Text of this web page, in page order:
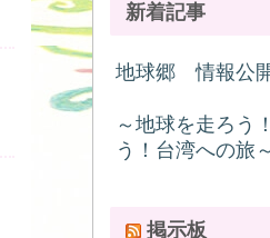
新着記事
地球郷 情報公
～地球を走ろう
う！台湾への旅
掲示板